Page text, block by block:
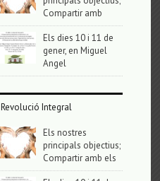
Compartir amb
Els dies 10 i 11 de
gener, en Miguel
Angel
Revolució Integral
Els nostres
principals objectius;
Compartir amb els